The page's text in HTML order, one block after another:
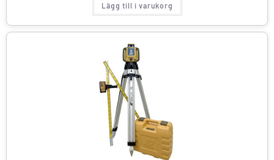
Lägg till i varukorg